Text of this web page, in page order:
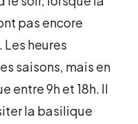
pas encore
heures
saisons, mais en
entre 9h et 18h. Il
la basilique